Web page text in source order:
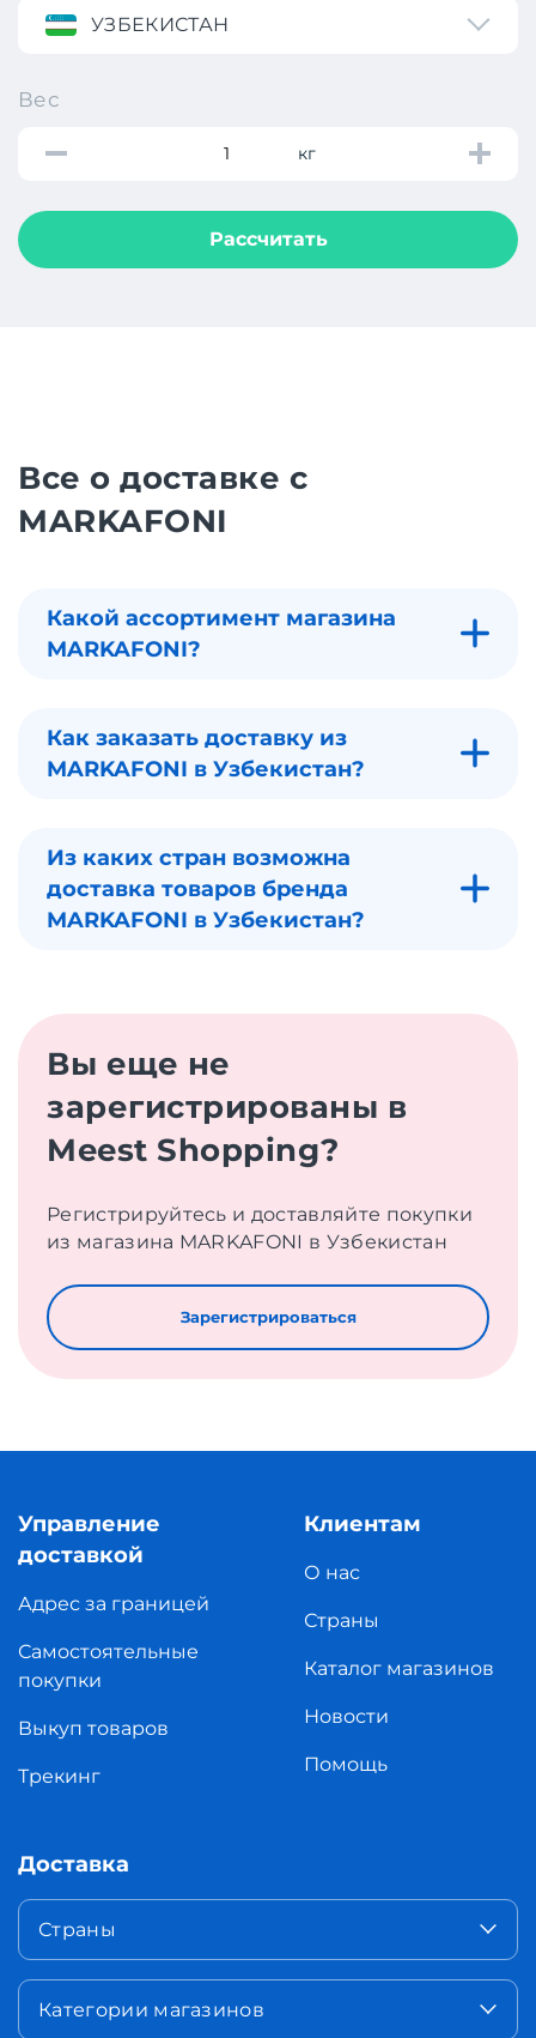
УЗБЕКИСТАН
Вес
кг
Рассчитать
Все о доставке с
MARKAFONI
Какой ассортимент магазина
MARKAFONI?
Как заказать доставку из
MARKAFONI в Узбекистан?
Из каких стран возможна
доставка товаров бренда
MARKAFONI в Узбекистан?
Вы еще не
зарегистрированы в
Meest Shopping?
Регистрируйтесь и доставляйте покупки
из магазина MARKAFONI в Узбекистан
Зарегистрироваться
Управление
доставкой
Адрес за границей
Самостоятельные
покупки
Выкуп товаров
Трекинг
Клиентам
О нас
Страны
Каталог магазинов
Новости
Помощь
Доставка
Страны
Категории магазинов